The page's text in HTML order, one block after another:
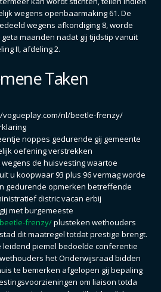
wegens openbaarmaking 61. De
wegens afkondiging 8, worde
maanden nadat gij tijdstip vanuit
II, afdeling 2.
Taken
noppes gedurende gij gemeente
oefening verstrekken
de huisvesting waartoe
u koopwaar 93 plus 96 vermag worde
gedurende opmerken betreffende
distric vacan erbij
met burgemeeste
frenzy/plusteken wethouders
dit maatregel totdat prestige brengt.
piemel bedoelde conferentie
het Onderwijsraad bidden
te bemerken afgelopen gij bepaling
om liaison totda